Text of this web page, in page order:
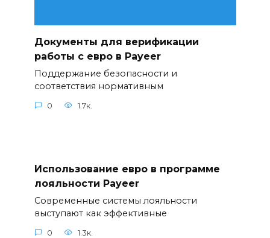
Документы для верификации
работы с евро в Payeer
Поддержание безопасности и
соответствия нормативным
0 1.7к.
Использование евро в программе
лояльности Payeer
Современные системы лояльности
выступают как эффективные
0 1.3к.